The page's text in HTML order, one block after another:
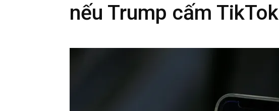
nếu Trump cấm TikTok